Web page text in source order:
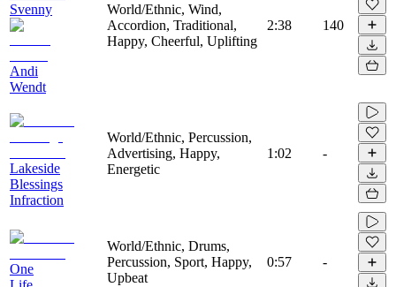
Svenny
Andi
Wendt
World/Ethnic, Wind,
Accordion, Traditional,
Happy, Cheerful, Uplifting
2:38 140
Lakeside
Blessings
Infraction
World/Ethnic, Percussion,
Advertising, Happy,
Energetic
1:02 -
One
World/Ethnic, Drums,
Percussion, Sport, Happy,
Upbeat
0:57 -